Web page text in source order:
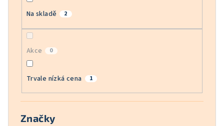
Na skladě 2
Akce 0
Trvale nízká cena 1
Značky